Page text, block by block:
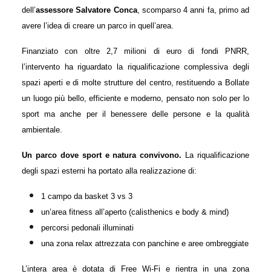
dell’assessore Salvatore Conca, scomparso 4 anni fa, primo ad
avere l’idea di creare un parco in quell’area.
Finanziato con oltre 2,7 milioni di euro di fondi PNRR,
l’intervento ha riguardato la riqualificazione complessiva degli
spazi aperti e di molte strutture del centro, restituendo a Bollate
un luogo più bello, efficiente e moderno, pensato non solo per lo
sport ma anche per il benessere delle persone e la qualità
ambientale.
Un parco dove sport e natura convivono. La riqualificazione
degli spazi esterni ha portato alla realizzazione di:
1 campo da basket 3 vs 3
un’area fitness all’aperto (calisthenics e body & mind)
percorsi pedonali illuminati
una zona relax attrezzata con panchine e aree ombreggiate
L’intera area è dotata di Free Wi-Fi e rientra in una zona